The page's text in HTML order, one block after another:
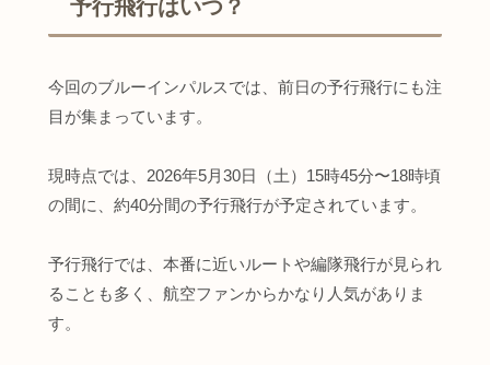
予行飛行はいつ？
今回のブルーインパルスでは、前日の予行飛行にも注
目が集まっています。
現時点では、2026年5月30日（土）15時45分〜18時頃
の間に、約40分間の予行飛行が予定されています。
予行飛行では、本番に近いルートや編隊飛行が見られ
ることも多く、航空ファンからかなり人気がありま
す。